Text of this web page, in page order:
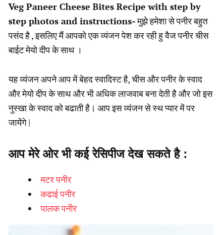
Veg Paneer Cheese Bites Recipe with step by
step photos and instructions-मुझे हमेशा से पनीर बहुत
पसंद है , इसलिए मैं आपको एक व्यंजन पेश कर रही हु वैज पनीर चीस
बाईट मेयो दीप के साथ ।
यह व्यंजन अपने आप में बेहद स्वादिस्ट है, चीस और पनीर के स्वाद
और मेयो दीप के साथ और भी अधिक लाजवाब बना देती है और जो इस
नुस्खा के स्वाद को बढाती है। आप इस व्यंजन से स्थ प्यार में पर
जायेंगे |
आप मेरे ओर भी कई रेसिपीज देख सकते है :
मटर पनीर
कढाई पनीर
पालक पनीर